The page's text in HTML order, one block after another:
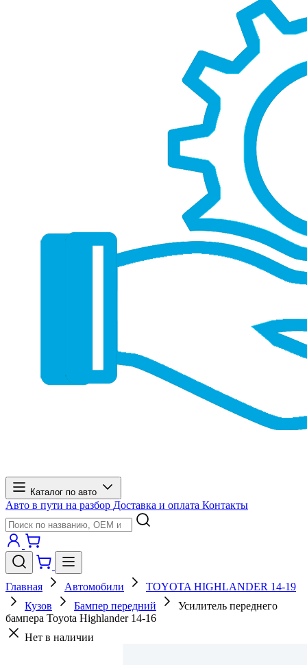
Каталог по авто
Авто в пути на разбор Доставка и оплата Контакты
Главная Автомобили
TOYOTA HIGHLANDER 14-19
Кузов
Бампер передний
Усилитель переднего
бампера Toyota Highlander 14-16
Нет в наличии